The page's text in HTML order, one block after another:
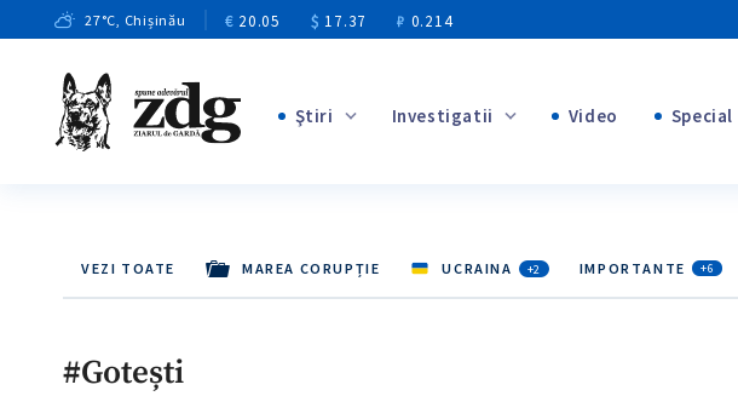
27°C, Chișinău € 20.05 $ 17.37 ₽ 0.214
Ştiri Investigatii Video Special
VEZI TOATE MAREA CORUPȚIE UCRAINA +2 IMPORTANTE +6
#Gotești